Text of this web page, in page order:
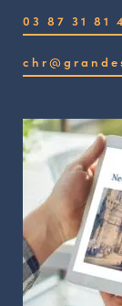
03 87 31 81